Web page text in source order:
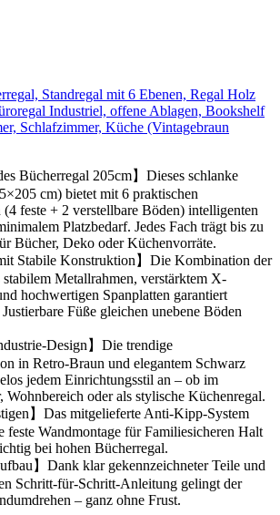
Standregal mit 6 Ebenen, Regal Holz
Industriel, offene Ablagen, Bookshelf
Schlafzimmer, Küche (Vintagebraun
Bücherregal 205cm】Dieses schlanke
cm) bietet mit 6 praktischen
feste + 2 verstellbare Böden) intelligenten
Platzbedarf. Jedes Fach trägt bis zu
Bücher, Deko oder Küchenvorräte.
Stabile Konstruktion】Die Kombination der
stabilem Metallrahmen, verstärktem X-
hochwertigen Spanplatten garantiert
Füße gleichen unebene Böden
Design】Die trendige
in Retro-Braun und elegantem Schwarz
jedem Einrichtungsstil an – ob im
Wohnbereich oder als stylische Küchenregal.
】Das mitgelieferte Anti-Kipp-System
feste Wandmontage für Familiesicheren Halt
bei hohen Bücherregal.
】Dank klar gekennzeichneter Teile und
Schritt-für-Schritt-Anleitung gelingt der
– ganz ohne Frust.